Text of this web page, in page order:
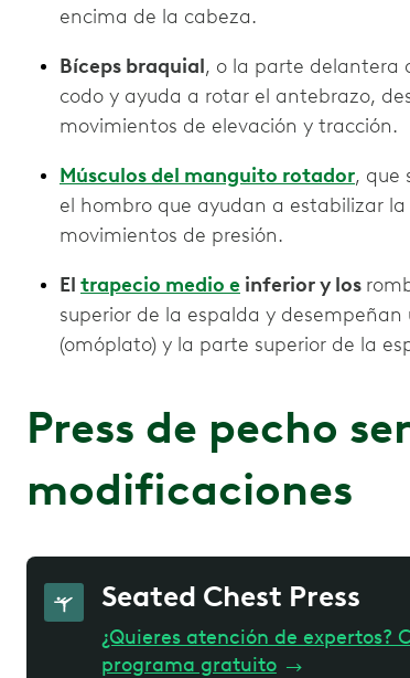
encima de la cabeza.
Bíceps braquial, o la parte delantera
codo y ayuda a rotar el antebrazo,
movimientos de elevación y tracción.
Músculos del manguito rotador, que
el hombro que ayudan a estabilizar
movimientos de presión.
El trapecio medio e inferior y los
superior de la espalda y
(omóplato) y la parte superior de la
Press de pecho
modificaciones
Seated Chest Press
¿Quieres atención de expertos?
programa gratuito →